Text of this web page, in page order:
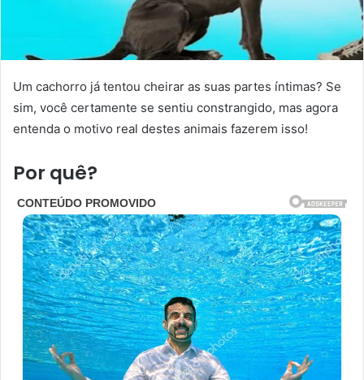
Um cachorro já tentou cheirar as suas partes íntimas? Se
sim, você certamente se sentiu constrangido, mas agora
entenda o motivo real destes animais fazerem isso!
Por quê?